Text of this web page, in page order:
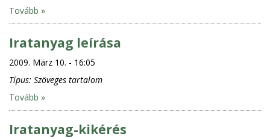
Tovább »
Iratanyag leírása
2009. März 10. - 16:05
Típus: Szöveges tartalom
Tovább »
Iratanyag-kikérés